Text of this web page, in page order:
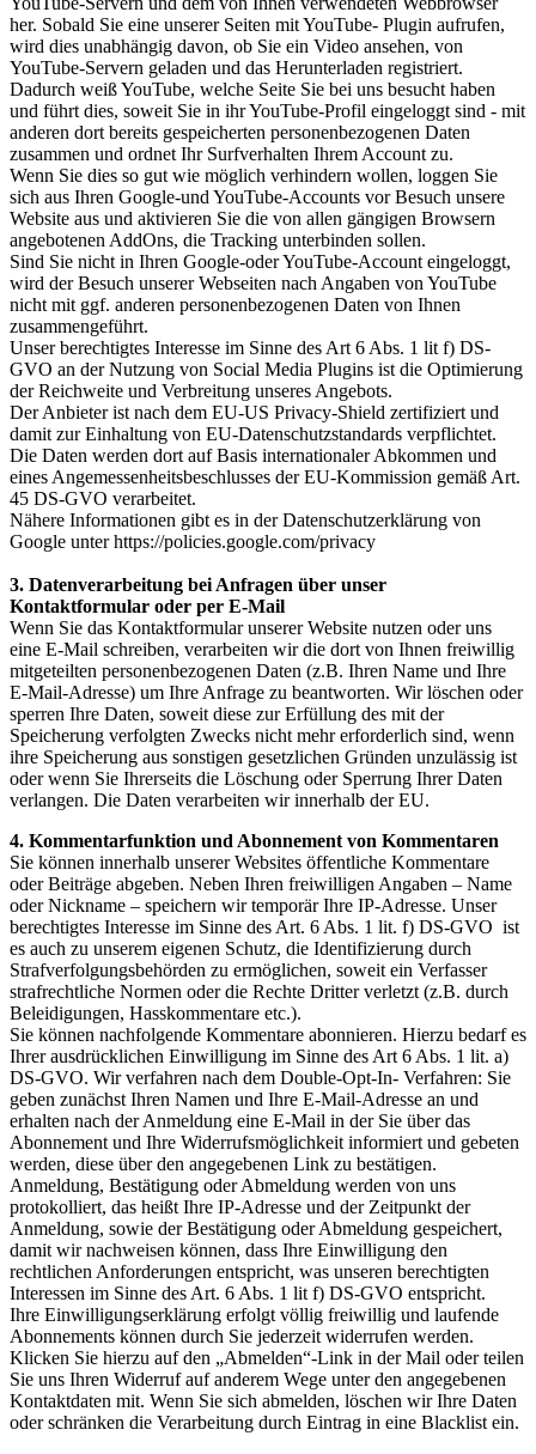
her. Sobald Sie eine unserer Seiten mit YouTube- Plugin aufrufen,
wird dies unabhängig davon, ob Sie ein Video ansehen, von
YouTube-Servern geladen und das Herunterladen registriert.
Dadurch weiß YouTube, welche Seite Sie bei uns besucht haben
und führt dies, soweit Sie in ihr YouTube-Profil eingeloggt sind - mit
anderen dort bereits gespeicherten personenbezogenen Daten
zusammen und ordnet Ihr Surfverhalten Ihrem Account zu.
Wenn Sie dies so gut wie möglich verhindern wollen, loggen Sie
sich aus Ihren Google-und YouTube-Accounts vor Besuch unsere
Website aus und aktivieren Sie die von allen gängigen Browsern
angebotenen AddOns, die Tracking unterbinden sollen.
Sind Sie nicht in Ihren Google-oder YouTube-Account eingeloggt,
wird der Besuch unserer Webseiten nach Angaben von YouTube
nicht mit ggf. anderen personenbezogenen Daten von Ihnen
zusammengeführt.
Unser berechtigtes Interesse im Sinne des Art 6 Abs. 1 lit f) DS-
GVO an der Nutzung von Social Media Plugins ist die Optimierung
der Reichweite und Verbreitung unseres Angebots.
Der Anbieter ist nach dem EU-US Privacy-Shield zertifiziert und
damit zur Einhaltung von EU-Datenschutzstandards verpflichtet.
Die Daten werden dort auf Basis internationaler Abkommen und
eines Angemessenheitsbeschlusses der EU-Kommission gemäß Art.
45 DS-GVO verarbeitet.
Nähere Informationen gibt es in der Datenschutzerklärung von
Google unter https://policies.google.com/privacy
3. Datenverarbeitung bei Anfragen über unser
Kontaktformular oder per E-Mail
Wenn Sie das Kontaktformular unserer Website nutzen oder uns
eine E-Mail schreiben, verarbeiten wir die dort von Ihnen freiwillig
mitgeteilten personenbezogenen Daten (z.B. Ihren Name und Ihre
E-Mail-Adresse) um Ihre Anfrage zu beantworten. Wir löschen oder
sperren Ihre Daten, soweit diese zur Erfüllung des mit der
Speicherung verfolgten Zwecks nicht mehr erforderlich sind, wenn
ihre Speicherung aus sonstigen gesetzlichen Gründen unzulässig ist
oder wenn Sie Ihrerseits die Löschung oder Sperrung Ihrer Daten
verlangen. Die Daten verarbeiten wir innerhalb der EU.
4. Kommentarfunktion und Abonnement von Kommentaren
Sie können innerhalb unserer Websites öffentliche Kommentare
oder Beiträge abgeben. Neben Ihren freiwilligen Angaben – Name
oder Nickname – speichern wir temporär Ihre IP-Adresse. Unser
berechtigtes Interesse im Sinne des Art. 6 Abs. 1 lit. f) DS-GVO ist
es auch zu unserem eigenen Schutz, die Identifizierung durch
Strafverfolgungsbehörden zu ermöglichen, soweit ein Verfasser
strafrechtliche Normen oder die Rechte Dritter verletzt (z.B. durch
Beleidigungen, Hasskommentare etc.).
Sie können nachfolgende Kommentare abonnieren. Hierzu bedarf es
Ihrer ausdrücklichen Einwilligung im Sinne des Art 6 Abs. 1 lit. a)
DS-GVO. Wir verfahren nach dem Double-Opt-In- Verfahren: Sie
geben zunächst Ihren Namen und Ihre E-Mail-Adresse an und
erhalten nach der Anmeldung eine E-Mail in der Sie über das
Abonnement und Ihre Widerrufsmöglichkeit informiert und gebeten
werden, diese über den angegebenen Link zu bestätigen.
Anmeldung, Bestätigung oder Abmeldung werden von uns
protokolliert, das heißt Ihre IP-Adresse und der Zeitpunkt der
Anmeldung, sowie der Bestätigung oder Abmeldung gespeichert,
damit wir nachweisen können, dass Ihre Einwilligung den
rechtlichen Anforderungen entspricht, was unseren berechtigten
Interessen im Sinne des Art. 6 Abs. 1 lit f) DS-GVO entspricht.
Ihre Einwilligungserklärung erfolgt völlig freiwillig und laufende
Abonnements können durch Sie jederzeit widerrufen werden.
Klicken Sie hierzu auf den „Abmelden“-Link in der Mail oder teilen
Sie uns Ihren Widerruf auf anderem Wege unter den angegebenen
Kontaktdaten mit. Wenn Sie sich abmelden, löschen wir Ihre Daten
oder schränken die Verarbeitung durch Eintrag in eine Blacklist ein.